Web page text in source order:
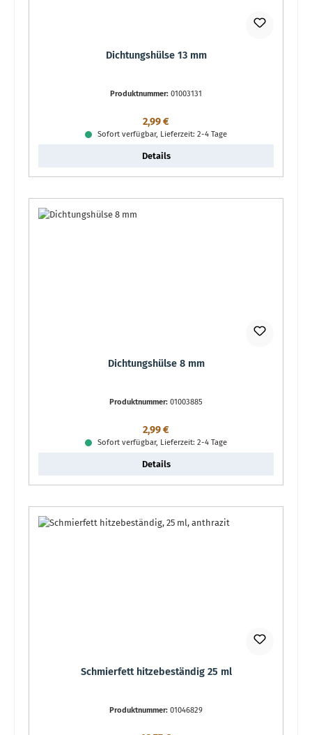
Dichtungshülse 13 mm
Produktnummer: 01003131
Regulärer Preis:
2,99 €
Sofort verfügbar, Lieferzeit: 2-4 Tage
Details
Dichtungshülse 8 mm
Produktnummer: 01003885
Regulärer Preis:
2,99 €
Sofort verfügbar, Lieferzeit: 2-4 Tage
Details
Schmierfett hitzebeständig 25 ml
Produktnummer: 01046829